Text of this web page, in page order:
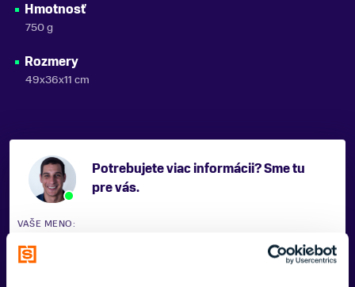
Hmotnosť
750 g
Rozmery
49x36x11 cm
Potrebujete viac informácii? Sme tu
pre vás.
VAŠE MENO: